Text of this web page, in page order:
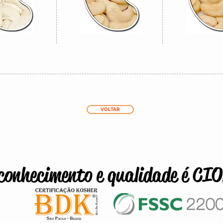
VOLTAR
e qualidade é